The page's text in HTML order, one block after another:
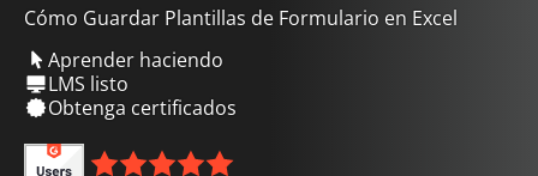
Cómo Guardar Plantillas de Formulario en Excel
Aprender haciendo
LMS listo
Obtenga certificados